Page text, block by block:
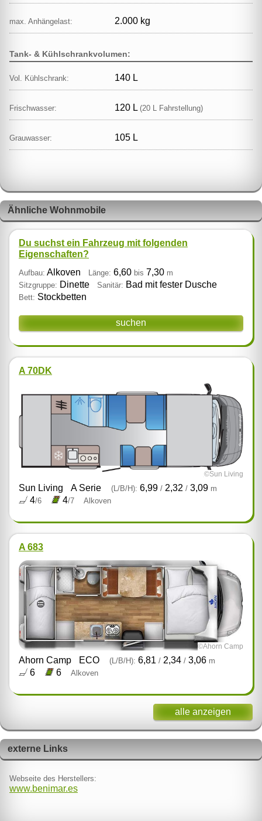
max. Anhängelast: 2.000 kg
Tank- & Kühlschrankvolumen:
Vol. Kühlschrank: 140 L
Frischwasser: 120 L (20 L Fahrstellung)
Grauwasser: 105 L
Ähnliche Wohnmobile
Du suchst ein Fahrzeug mit folgenden
Eigenschaften?
Aufbau: Alkoven Länge: 6,60 bis 7,30 m
Sitzgruppe: Dinette Sanitär: Bad mit fester Dusche
Bett: Stockbetten
suchen
A 70DK
©Sun Living
Sun Living A Serie (L/B/H): 6,99 /2,32 /3,09 m
4/6 4/7 Alkoven
A 683
©Ahorn Camp
Ahorn Camp ECO (L/B/H): 6,81 /2,34 /3,06 m
6 6 Alkoven
alle anzeigen
externe Links
Webseite des Herstellers:
www.benimar.es